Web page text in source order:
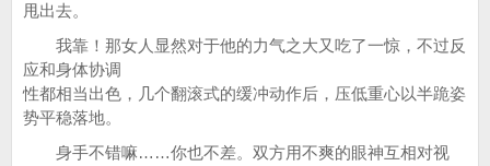
甩出去。
我靠！那女人显然对于他的力气之大又吃了一惊，不过反
应和身体协调
性都相当出色，几个翻滚式的缓冲动作后，压低重心以半跪姿
势平稳落地。
身手不错嘛……你也不差。双方用不爽的眼神互相对视